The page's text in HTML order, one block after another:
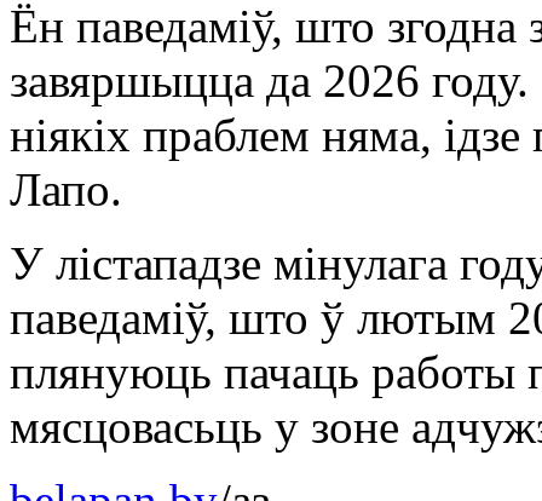
Ён паведаміў, што
завяршыцца да 2026
ніякіх праблем няма,
Лапо.
У лістападзе мінулага
паведаміў, што ў лютым
плянуюць пачаць работы
мясцовасьць у зоне